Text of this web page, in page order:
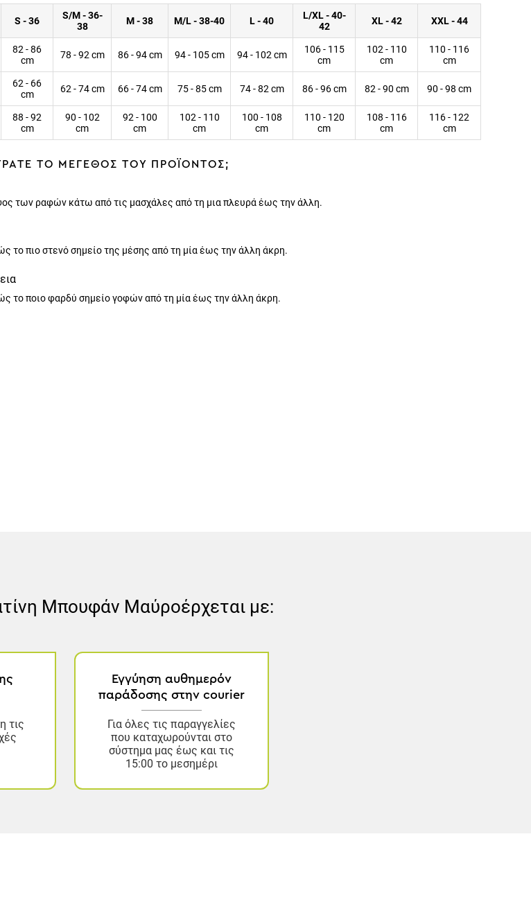
S - 36
S/M - 36-
38
M - 38 M/L - 38-40 L - 40
L/XL - 40-
42
XL - 42 XXL - 44
82 - 86
cm
78 - 92 cm 86 - 94 cm 94 - 105 cm 94 - 102 cm
106 - 115
cm
102 - 110
cm
110 - 116
cm
62 - 66
cm
62 - 74 cm 66 - 74 cm 75 - 85 cm 74 - 82 cm 86 - 96 cm 82 - 90 cm 90 - 98 cm
88 - 92
cm
90 - 102
cm
92 - 100
cm
102 - 110
cm
100 - 108
cm
110 - 120
cm
108 - 116
cm
116 - 122
cm
ΤΟ ΜΕΓΕΘΟΣ ΤΟΥ ΠΡΟΪΟΝΤΟΣ;
των ραφών κάτω από τις μασχάλες από τη μια πλευρά έως την άλλη.
το πιο στενό σημείο της μέσης από τη μία έως την άλλη άκρη.
το ποιο φαρδύ σημείο γοφών από τη μία έως την άλλη άκρη.
Μπουφάν Μαύροέρχεται με:
τις
Εγγύηση αυθημερόν
παράδοσης στην courier
Για όλες τις παραγγελίες
που καταχωρούνται στο
σύστημα μας έως και τις
15:00 το μεσημέρι